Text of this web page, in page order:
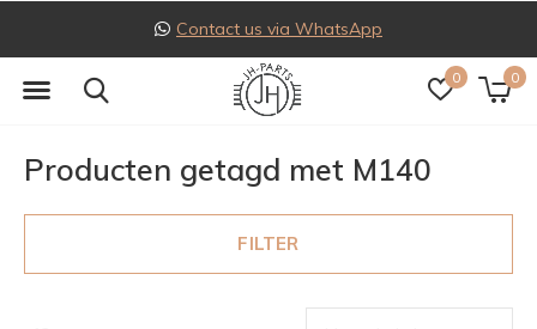
0 0
Contact us via WhatsApp
Producten getagd met M140
FILTER